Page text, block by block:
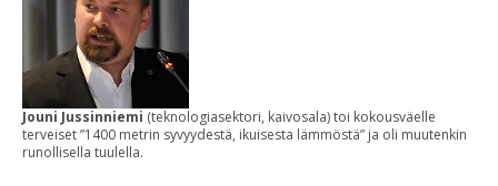
Jouni Jussinniemi (teknologiasektori, kaivosala) toi kokousväelle
terveiset ”1400 metrin syvyydestä, ikuisesta lämmöstä” ja oli muutenkin
runollisella tuulella.